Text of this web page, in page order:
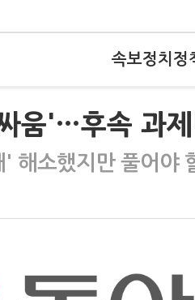
속보정치 정
움'…후속 과
해소했지만 풀어야